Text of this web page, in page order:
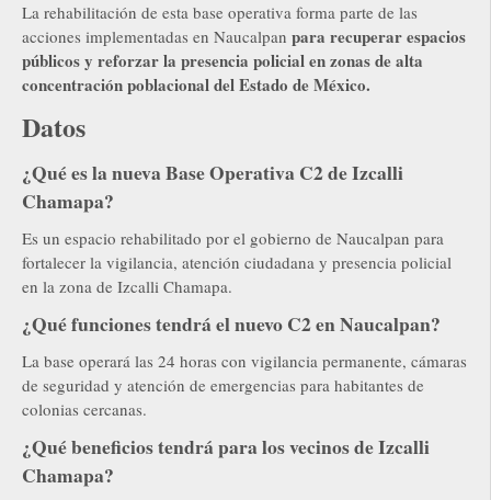
La rehabilitación de esta base operativa forma parte de las
acciones implementadas en Naucalpan para recuperar espacios
públicos y reforzar la presencia policial en zonas de alta
concentración poblacional del Estado de México.
Datos
¿Qué es la nueva Base Operativa C2 de Izcalli
Chamapa?
Es un espacio rehabilitado por el gobierno de Naucalpan para
fortalecer la vigilancia, atención ciudadana y presencia policial
en la zona de Izcalli Chamapa.
¿Qué funciones tendrá el nuevo C2 en Naucalpan?
La base operará las 24 horas con vigilancia permanente, cámaras
de seguridad y atención de emergencias para habitantes de
colonias cercanas.
¿Qué beneficios tendrá para los vecinos de Izcalli
Chamapa?